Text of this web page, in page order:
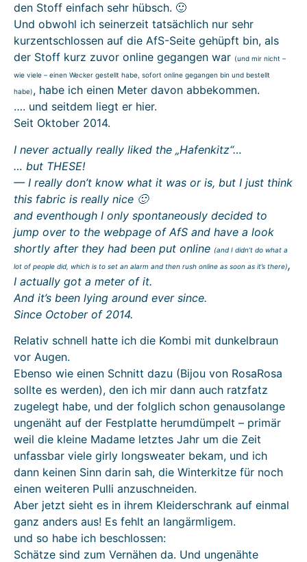
den Stoff einfach sehr hübsch. 🙂
Und obwohl ich seinerzeit tatsächlich nur sehr
kurzentschlossen auf die AfS-Seite gehüpft bin, als
der Stoff kurz zuvor online gegangen war (und mir nicht –
wie viele – einen Wecker gestellt habe, sofort online gegangen bin und bestellt
habe), habe ich einen Meter davon abbekommen.
…. und seitdem liegt er hier.
Seit Oktober 2014.
I never actually really liked the „Hafenkitz“…
… but THESE!
— I really don’t know what it was or is, but I just think
this fabric is really nice 🙂
and eventhough I only spontaneously decided to
jump over to the webpage of AfS and have a look
shortly after they had been put online (and I didn’t do what a
lot of people did, which is to set an alarm and then rush online as soon as it’s there),
I actually got a meter of it.
And it’s been lying around ever since.
Since October of 2014.
Relativ schnell hatte ich die Kombi mit dunkelbraun
vor Augen.
Ebenso wie einen Schnitt dazu (Bijou von RosaRosa
sollte es werden), den ich mir dann auch ratzfatz
zugelegt habe, und der folglich schon genausolange
ungenäht auf der Festplatte herumdümpelt – primär
weil die kleine Madame letztes Jahr um die Zeit
unfassbar viele girly longsweater bekam, und ich
dann keinen Sinn darin sah, die Winterkitze für noch
einen weiteren Pulli anzuschneiden.
Aber jetzt sieht es in ihrem Kleiderschrank auf einmal
ganz anders aus! Es fehlt an langärmligem.
und so habe ich beschlossen:
Schätze sind zum Vernähen da. Und ungenähte